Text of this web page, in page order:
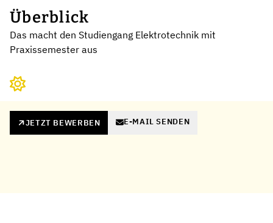
Überblick
Das macht den Studiengang Elektrotechnik mit
Praxissemester aus
JETZT BEWERBEN E-MAIL SENDEN